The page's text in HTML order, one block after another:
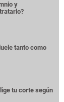
y
tanto como
tu corte según